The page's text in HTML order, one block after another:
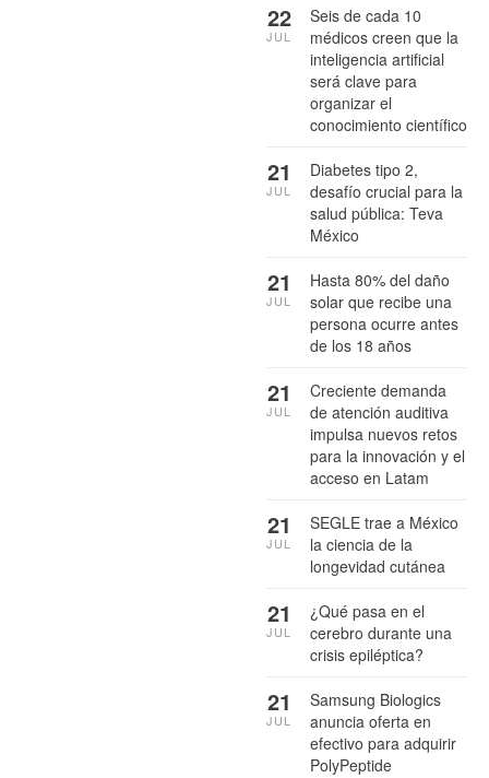
Seis de cada 10
médicos creen que la
inteligencia artificial
será clave para
organizar el
conocimiento científico
22
JUL
Diabetes tipo 2,
desafío crucial para la
salud pública: Teva
México
21
JUL
Hasta 80% del daño
solar que recibe una
persona ocurre antes
de los 18 años
21
JUL
Creciente demanda
de atención auditiva
impulsa nuevos retos
para la innovación y el
acceso en Latam
21
JUL
SEGLE trae a México
la ciencia de la
longevidad cutánea
21
JUL
¿Qué pasa en el
cerebro durante una
crisis epiléptica?
21
JUL
Samsung Biologics
anuncia oferta en
efectivo para adquirir
PolyPeptide
21
JUL